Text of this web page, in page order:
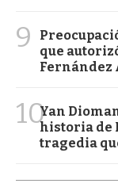
9
que
Fernández
10Yan
historia de
tragedia